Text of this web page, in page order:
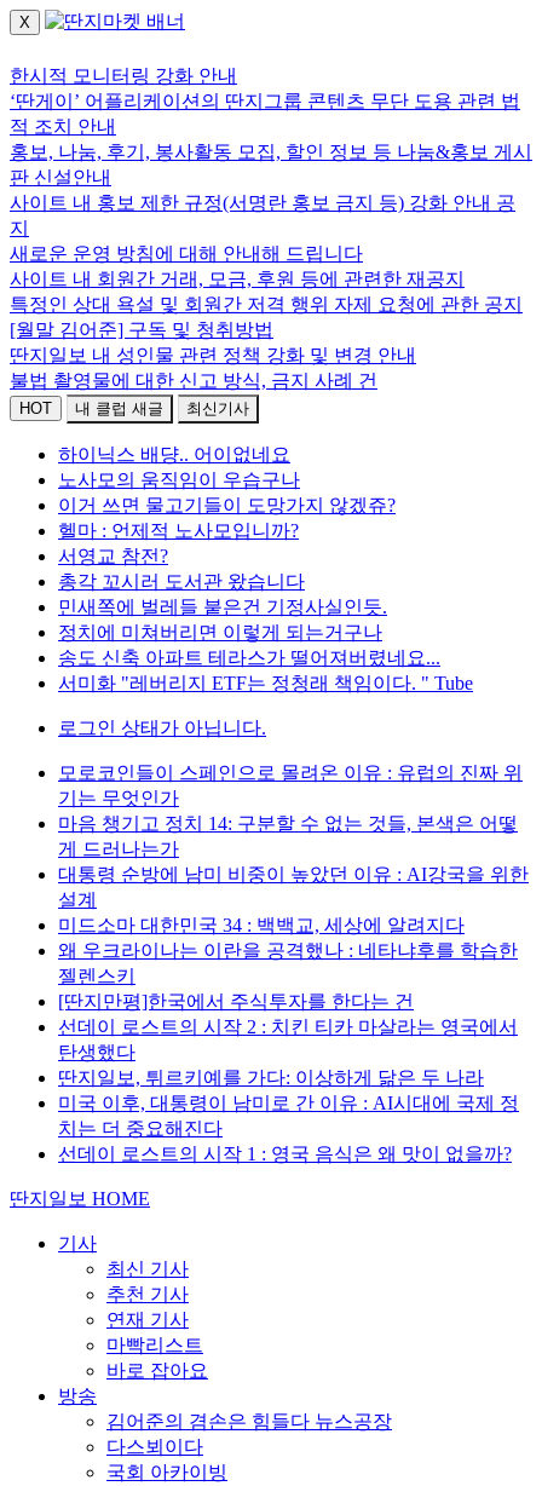
X
한시적 모니터링 강화 안내
‘딴게이’ 어플리케이션의 딴지그룹 콘텐츠 무단 도용 관련 법
적 조치 안내
홍보, 나눔, 후기, 봉사활동 모집, 할인 정보 등 나눔&홍보 게시
판 신설안내
사이트 내 홍보 제한 규정(서명란 홍보 금지 등) 강화 안내 공
지
새로운 운영 방침에 대해 안내해 드립니다
사이트 내 회원간 거래, 모금, 후원 등에 관련한 재공지
특정인 상대 욕설 및 회원간 저격 행위 자제 요청에 관한 공지
[월말 김어준] 구독 및 청취방법
딴지일보 내 성인물 관련 정책 강화 및 변경 안내
불법 촬영물에 대한 신고 방식, 금지 사례 건
HOT 내 클럽 새글 최신기사
하이닉스 배댱.. 어이없네요
노사모의 움직임이 우습구나
이거 쓰면 물고기들이 도망가지 않겠쥬?
헬마 : 언제적 노사모입니까?
서영교 참전?
총각 꼬시러 도서관 왔습니다
민새쪽에 벌레들 붙은건 기정사실인듯.
정치에 미쳐버리면 이렇게 되는거구나
송도 신축 아파트 테라스가 떨어져버렸네요...
서미화 "레버리지 ETF는 정청래 책임이다. " Tube
로그인 상태가 아닙니다.
모로코인들이 스페인으로 몰려온 이유 : 유럽의 진짜 위
기는 무엇인가
마음 챙기고 정치 14: 구분할 수 없는 것들, 본색은 어떻
게 드러나는가
대통령 순방에 남미 비중이 높았던 이유 : AI강국을 위한
설계
미드소마 대한민국 34 : 백백교, 세상에 알려지다
왜 우크라이나는 이란을 공격했나 : 네타냐후를 학습한
젤렌스키
[딴지만평]한국에서 주식투자를 한다는 건
선데이 로스트의 시작 2 : 치킨 티카 마살라는 영국에서
탄생했다
딴지일보, 튀르키예를 가다: 이상하게 닮은 두 나라
미국 이후, 대통령이 남미로 간 이유 : AI시대에 국제 정
치는 더 중요해진다
선데이 로스트의 시작 1 : 영국 음식은 왜 맛이 없을까?
딴지일보 HOME
기사
최신 기사
추천 기사
연재 기사
마빡리스트
바로 잡아요
방송
김어준의 겸손은 힘들다 뉴스공장
다스뵈이다
국회 아카이빙